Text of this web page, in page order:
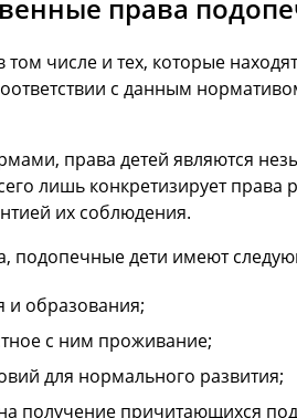
права
том числе и тех, которые
с данным
права детей являются
лишь конкретизирует права
их соблюдения.
подопечные дети имеют
и образования;
с ним проживание;
для нормального развития;
получение причитающихся